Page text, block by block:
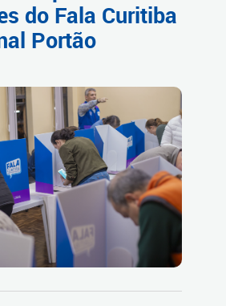
do Fala Curitiba
Portão